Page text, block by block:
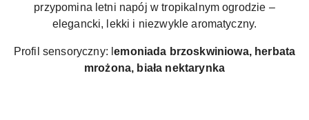
przypomina letni napój w tropikalnym ogrodzie –
elegancki, lekki i niezwykle aromatyczny.
Profil sensoryczny: lemoniada brzoskwiniowa, herbata
mrożona, biała nektarynka